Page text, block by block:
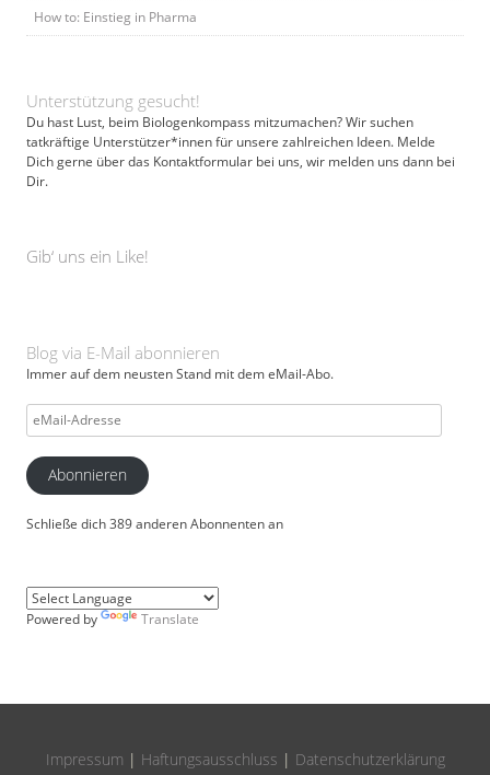
How to: Einstieg in Pharma
Unterstützung gesucht!
Du hast Lust, beim Biologenkompass mitzumachen? Wir suchen
tatkräftige Unterstützer*innen für unsere zahlreichen Ideen. Melde
Dich gerne über das Kontaktformular bei uns, wir melden uns dann bei
Dir.
Gib‘ uns ein Like!
Blog via E-Mail abonnieren
Immer auf dem neusten Stand mit dem eMail-Abo.
eMail-
Adresse
Abonnieren
Schließe dich 389 anderen Abonnenten an
Powered by Translate
Impressum | Haftungsausschluss | Datenschutzerklärung